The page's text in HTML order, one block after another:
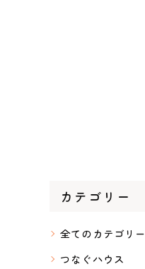
カテゴリー
全てのカテゴリー
つなぐハウス